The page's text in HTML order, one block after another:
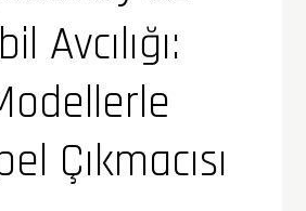
Avcılığı:
Çıkmacısı